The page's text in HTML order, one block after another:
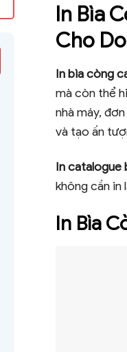
In Bìa
Cho
In bìa còng
mà còn thể
nhà máy,
và tạo ấn
In catalogue
không cần in
In Bìa